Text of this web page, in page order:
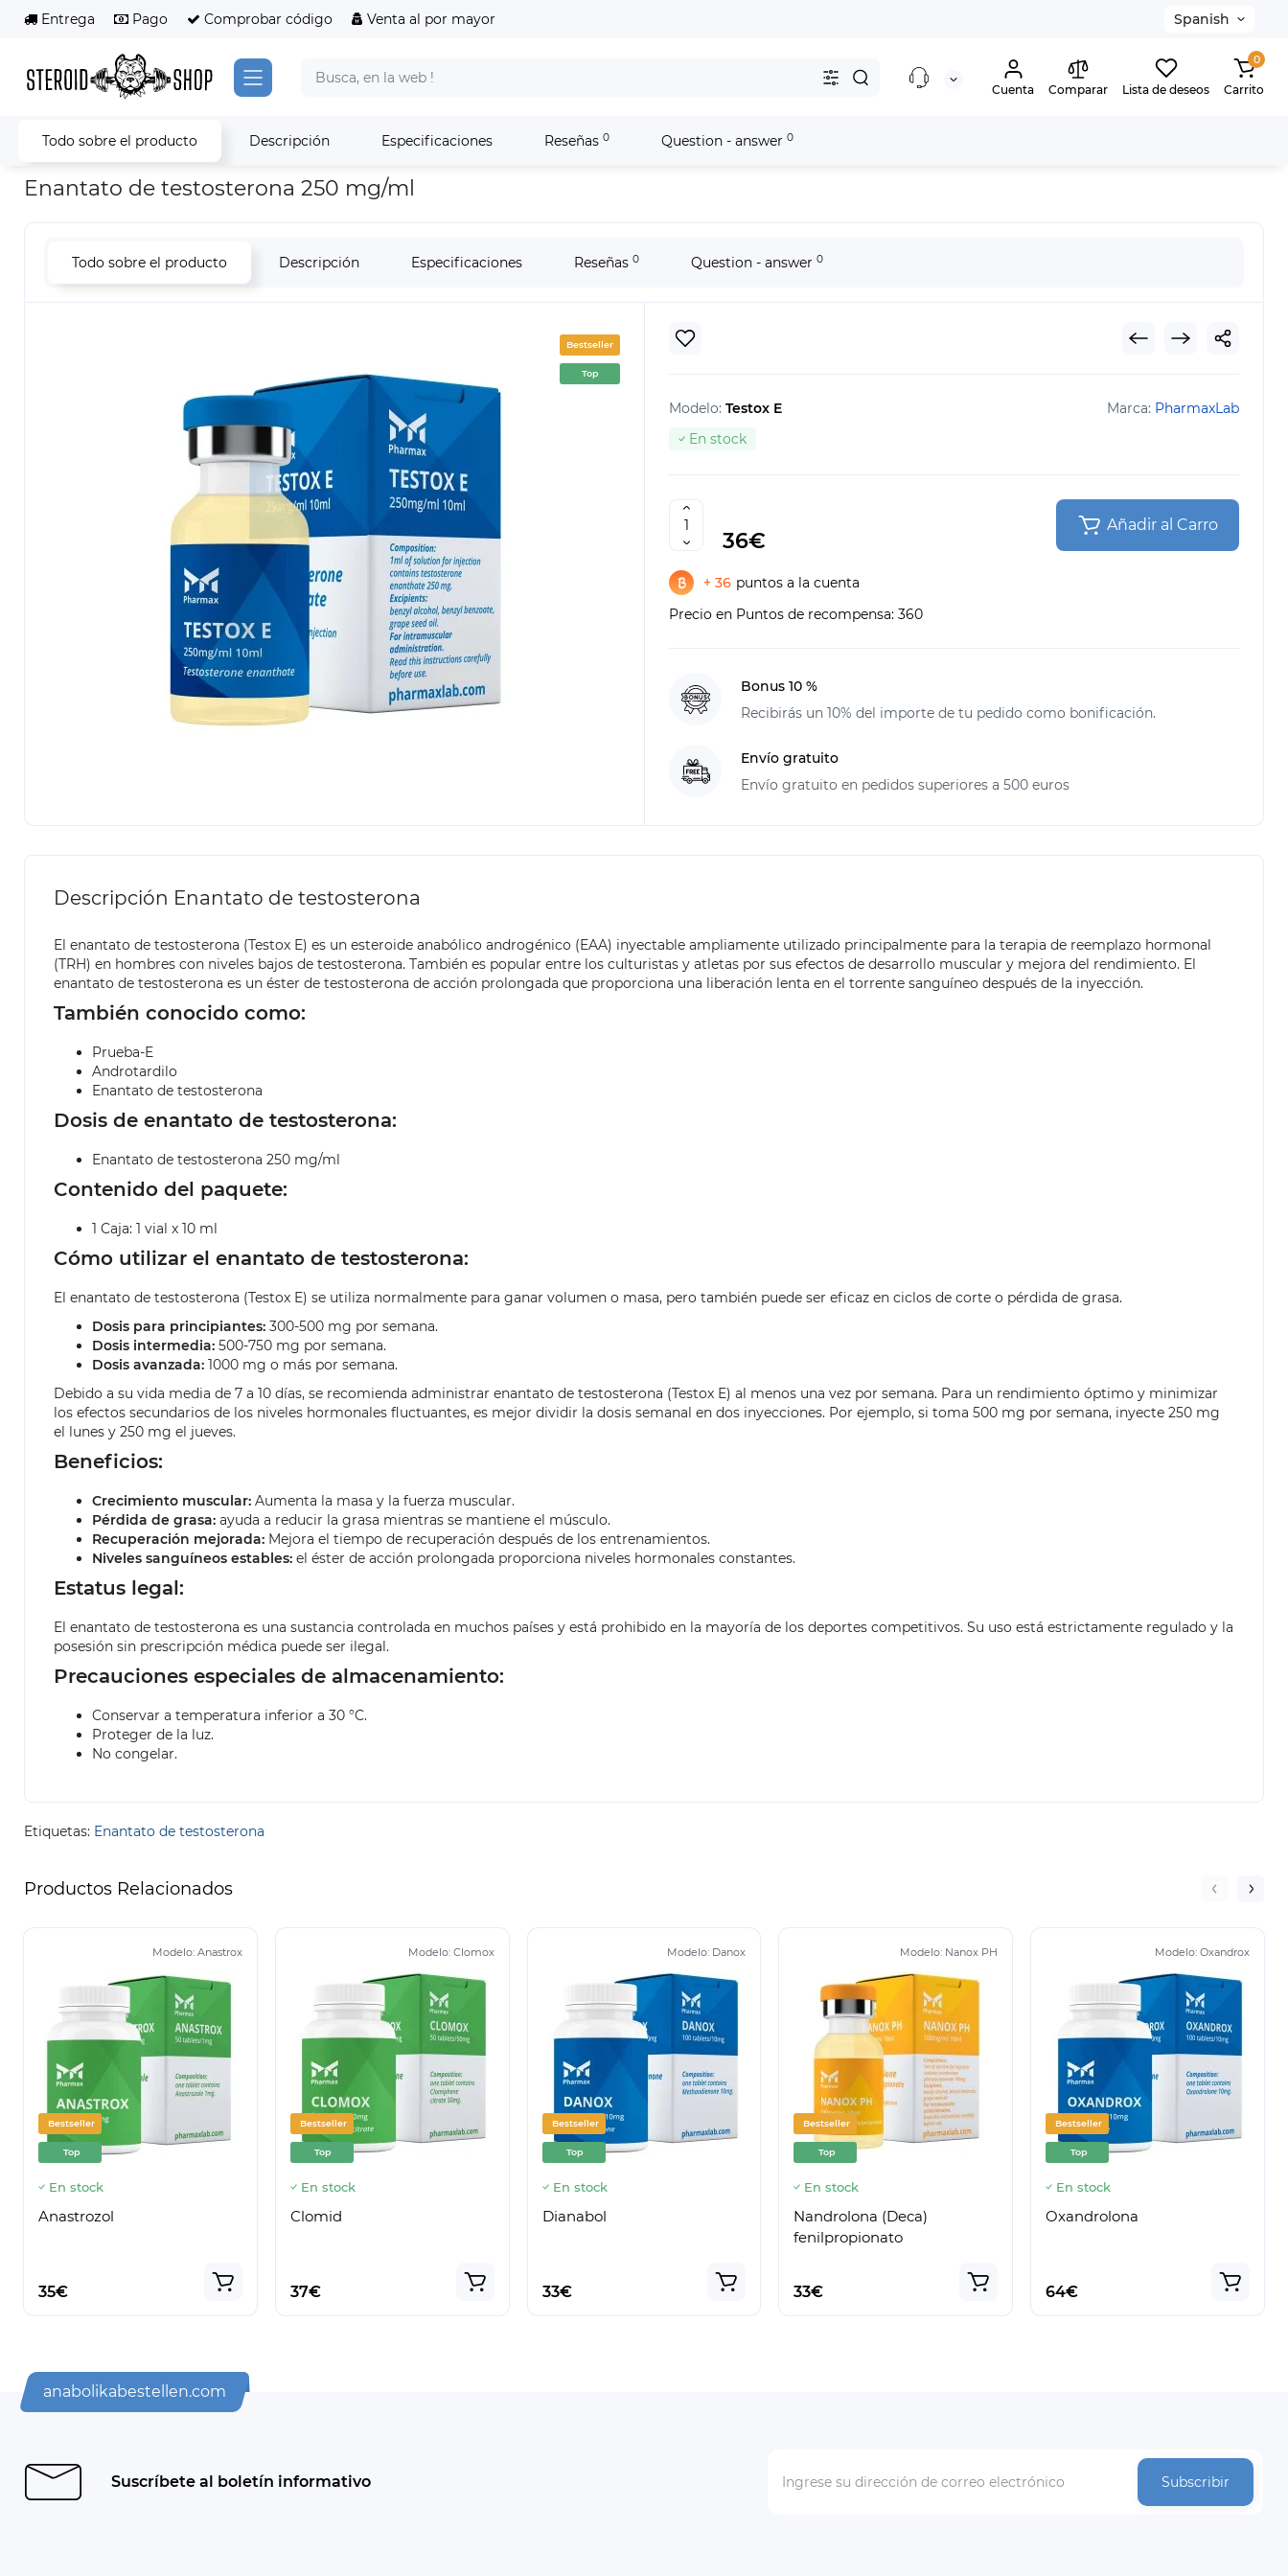
Entrega Pago Comprobar código Venta al por mayor Spanish
Cuenta Comparar Lista de deseos
0
Carrito
Todo sobre el producto Descripción Especificaciones Reseñas 0 Question - answer 0
Esteroides Esteroides inyectables Enantato de testosterona
Enantato de testosterona 250 mg/ml
Todo sobre el producto Descripción Especificaciones Reseñas 0 Question - answer 0
Bestseller
Top
Modelo: Testox E Marca: PharmaxLab
En stock
36€
Añadir al Carro
+ 36 puntos a la cuenta
Precio en Puntos de recompensa: 360
Bonus 10 %
Recibirás un 10% del importe de tu pedido como bonificación.
Envío gratuito
Envío gratuito en pedidos superiores a 500 euros
Descripción Enantato de testosterona
El enantato de testosterona (Testox E) es un esteroide anabólico androgénico (EAA) inyectable ampliamente utilizado principalmente para la terapia de reemplazo hormonal
(TRH) en hombres con niveles bajos de testosterona. También es popular entre los culturistas y atletas por sus efectos de desarrollo muscular y mejora del rendimiento. El
enantato de testosterona es un éster de testosterona de acción prolongada que proporciona una liberación lenta en el torrente sanguíneo después de la inyección.
También conocido como:
Prueba-E
Androtardilo
Enantato de testosterona
Dosis de enantato de testosterona:
Enantato de testosterona 250 mg/ml
Contenido del paquete:
1 Caja: 1 vial x 10 ml
Cómo utilizar el enantato de testosterona:
El enantato de testosterona (Testox E) se utiliza normalmente para ganar volumen o masa, pero también puede ser eficaz en ciclos de corte o pérdida de grasa.
Dosis para principiantes: 300-500 mg por semana.
Dosis intermedia: 500-750 mg por semana.
Dosis avanzada: 1000 mg o más por semana.
Debido a su vida media de 7 a 10 días, se recomienda administrar enantato de testosterona (Testox E) al menos una vez por semana. Para un rendimiento óptimo y minimizar
los efectos secundarios de los niveles hormonales fluctuantes, es mejor dividir la dosis semanal en dos inyecciones. Por ejemplo, si toma 500 mg por semana, inyecte 250 mg
el lunes y 250 mg el jueves.
Beneficios:
Crecimiento muscular: Aumenta la masa y la fuerza muscular.
Pérdida de grasa: ayuda a reducir la grasa mientras se mantiene el músculo.
Recuperación mejorada: Mejora el tiempo de recuperación después de los entrenamientos.
Niveles sanguíneos estables: el éster de acción prolongada proporciona niveles hormonales constantes.
Estatus legal:
El enantato de testosterona es una sustancia controlada en muchos países y está prohibido en la mayoría de los deportes competitivos. Su uso está estrictamente regulado y la
posesión sin prescripción médica puede ser ilegal.
Precauciones especiales de almacenamiento:
Conservar a temperatura inferior a 30 °C.
Proteger de la luz.
No congelar.
Etiquetas: Enantato de testosterona
Productos Relacionados
Modelo: Anastrox
Bestseller
Top
En stock
Anastrozol
35€
Modelo: Clomox
Bestseller
Top
En stock
Clomid
37€
Modelo: Danox
Bestseller
Top
En stock
Dianabol
33€
Modelo: Nanox PH
Bestseller
Top
En stock
Nandrolona (Deca)
fenilpropionato
33€
Modelo: Oxandrox
Bestseller
Top
En stock
Oxandrolona
64€
anabolikabestellen.com
Suscríbete al boletín informativo Subscribir